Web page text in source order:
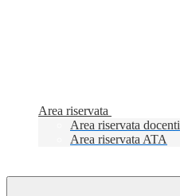
Area riservata
Area riservata docenti
Area riservata ATA